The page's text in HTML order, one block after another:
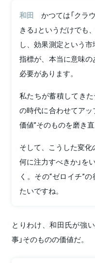
和田
かつては「クラ
きる」というだけでも
し、効果測定という
指標が、本当に意味
必要があります。
私たちが蓄積してき
の時代に合わせてア
価値”そのものを磨き
そして、こうした変化
何に注力すべきか」を
く。その“ゼロイチ”
たいですね。
とりわけ、和田氏が強
事」そのものの価値だ。